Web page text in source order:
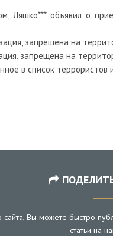
Ляшко*** объявил о
запрещена на
запрещена на
в список
Вы можете быстро
статьи на